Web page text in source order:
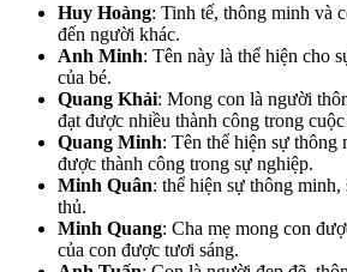
Huy Hoàng: Tinh tế, thông minh và
đến người khác.
Anh Minh: Tên này là thể hiện cho
của bé.
Quang Khải: Mong con là người
đạt được nhiều thành công trong cuộc
Quang Minh: Tên thể hiện sự thông
được thành công trong sự nghiệp.
Minh Quân: thể hiện sự thông minh,
thủ.
Minh Quang: Cha mẹ mong con
của con được tươi sáng.